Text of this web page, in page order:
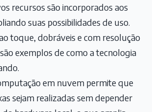
recursos são incorporados aos
suas possibilidades de uso.
toque, dobráveis e com resolução
exemplos de como a tecnologia
em nuvem permite que
sejam realizadas sem depender